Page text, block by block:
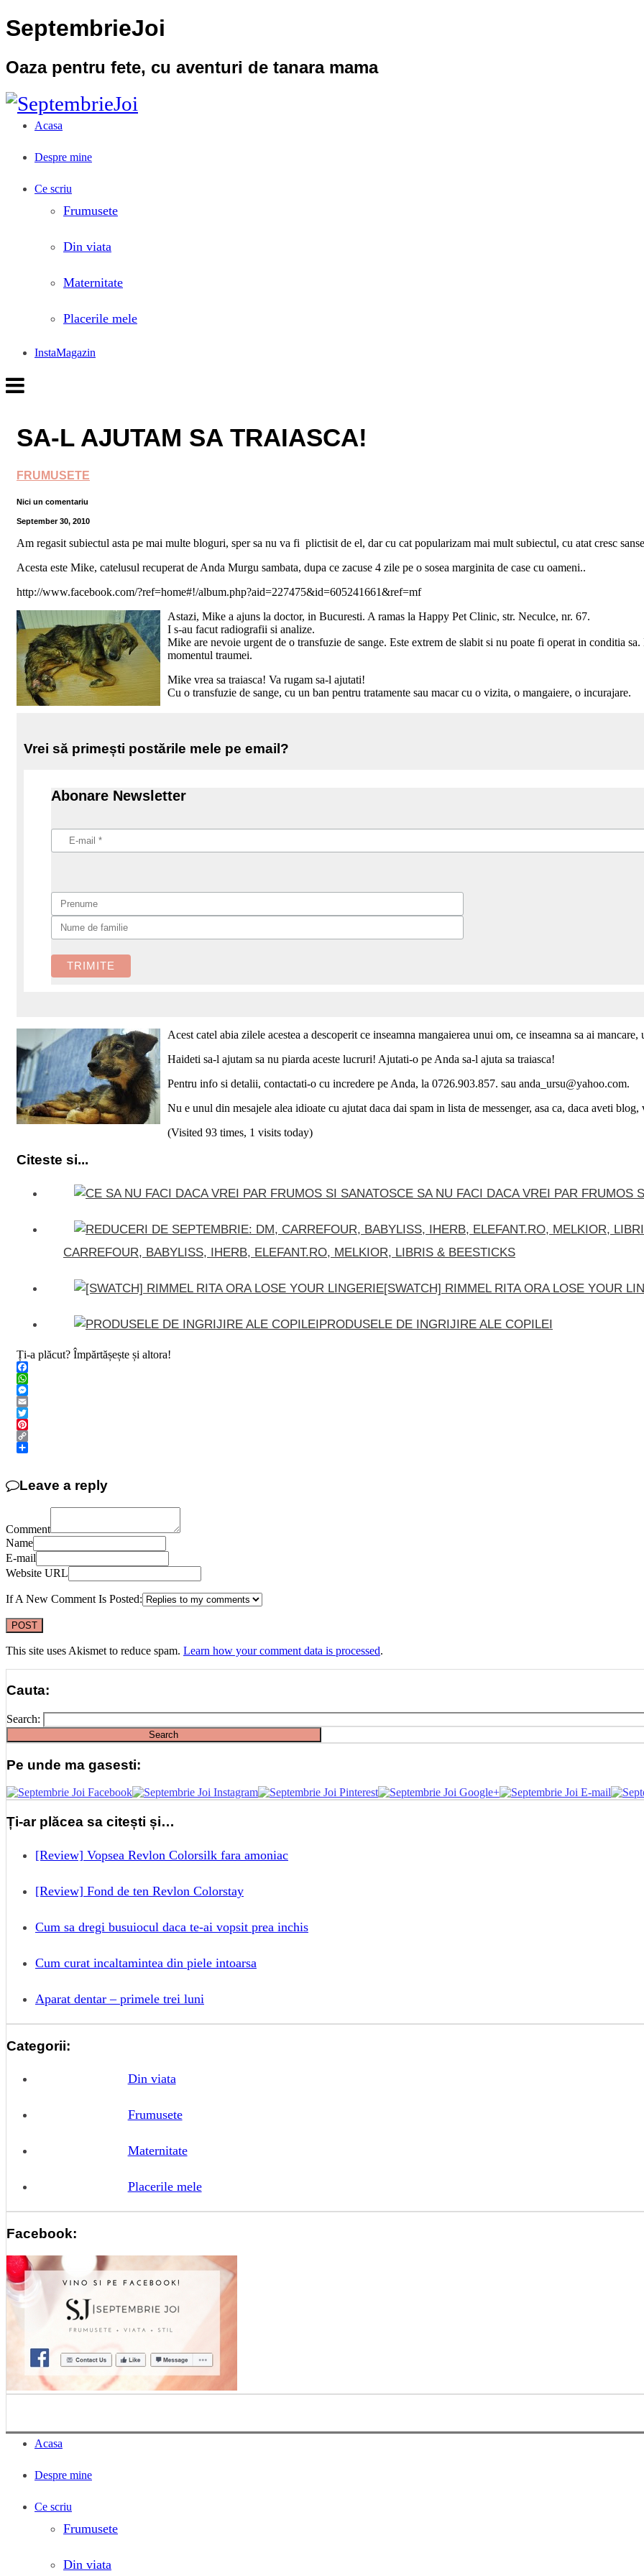
SeptembrieJoi
Oaza pentru fete, cu aventuri de tanara mama
Acasa
Despre mine
Ce scriu
Frumusete
Din viata
Maternitate
Placerile mele
InstaMagazin
SA-L AJUTAM SA TRAIASCA!
FRUMUSETE
Nici un comentariu
September 30, 2010
Am regasit subiectul asta pe mai multe bloguri, sper sa nu va fi plictisit de el, dar cu cat popularizam mai mult subiectul, cu atat cresc
Acesta este Mike, catelusul recuperat de Anda Murgu sambata, dupa ce zacuse 4 zile pe o sosea marginita de case cu oameni..
http://www.facebook.com/?ref=home#!/album.php?aid=227475&id=605241661&ref=mf
Astazi, Mike a ajuns la doctor, in Bucuresti. A ramas la Happy Pet Clinic, str. Neculce, nr. 67.
I s-au facut radiografii si analize.
Mike are nevoie urgent de o transfuzie de sange. Este extrem de slabit si nu poate fi operat in conditia
momentul traumei.
Mike vrea sa traiasca! Va rugam sa-l ajutati!
Cu o transfuzie de sange, cu un ban pentru tratamente sau macar cu o vizita, o mangaiere, o incurajare.
Vrei să primești postările mele pe email?
Abonare Newsletter
Acest catel abia zilele acestea a descoperit ce inseamna mangaierea unui om, ce inseamna sa ai
Haideti sa-l ajutam sa nu piarda aceste lucruri! Ajutati-o pe Anda sa-l ajuta sa traiasca!
Pentru info si detalii, contactati-o cu incredere pe Anda, la 0726.903.857. sau anda_ursu@yahoo.com.
Nu e unul din mesajele alea idioate cu ajutat daca dai spam in lista de messenger, asa ca, daca aveti blog,
(Visited 93 times, 1 visits today)
Citeste si...
CE SA NU FACI DACA VREI PAR FRUMOS
CARREFOUR, BABYLISS, IHERB, ELEFANT.RO, MELKIOR, LIBRIS & BEESTICKS
[SWATCH] RIMMEL RITA ORA LOSE YOUR
PRODUSELE DE INGRIJIRE ALE COPILEI
Ți-a plăcut? Împărtășește și altora!
Facebook
WhatsApp
Messenger
Email
Twitter
Pinterest
Copy
Leave a reply
Comment
Name
E-mail
Website URL
If A New Comment Is Posted:
This site uses Akismet to reduce spam. Learn how your comment data is processed.
Cauta:
Search:
Pe unde ma gasesti:
Ți-ar plăcea sa citești și…
[Review] Vopsea Revlon Colorsilk fara amoniac
[Review] Fond de ten Revlon Colorstay
Cum sa dregi busuiocul daca te-ai vopsit prea inchis
Cum curat incaltamintea din piele intoarsa
Aparat dentar – primele trei luni
Categorii:
Din viata
Frumusete
Maternitate
Placerile mele
Facebook:
Acasa
Despre mine
Ce scriu
Frumusete
Din viata